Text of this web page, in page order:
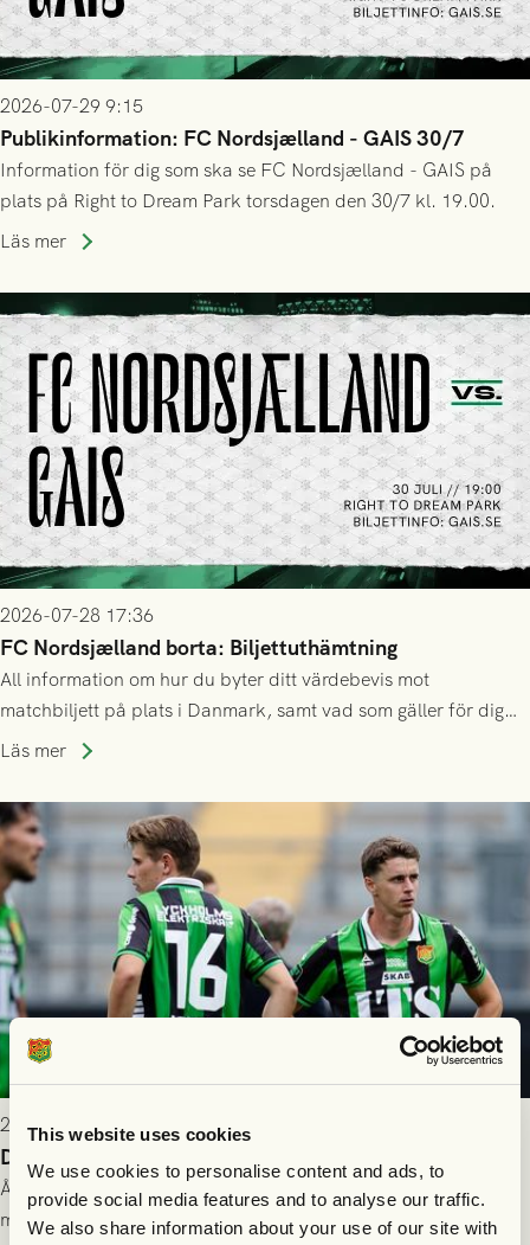
This website uses cookies
We use cookies to personalise content and ads, to
provide social media features and to analyse our traffic.
We also share information about your use of our site with
2026-07-29 9:15
Publikinformation: FC Nordsjælland - GAIS 30/7
Information för dig som ska se FC Nordsjælland - GAIS på
plats på Right to Dream Park torsdagen den 30/7 kl. 19.00.
Läs mer
2026-07-28 17:36
FC Nordsjælland borta: Biljettuthämtning
All information om hur du byter ditt värdebevis mot
matchbiljett på plats i Danmark, samt vad som gäller för dig
som står på reservlista eller fått förhinder.
Läs mer
2026-07-26 21:00
Delad poäng mot Halmstads BK
Åter i Allsvenskan stod Halmstads BK för motståndet i en
match som vägde tungt till fördel för GAIS, men där poängen